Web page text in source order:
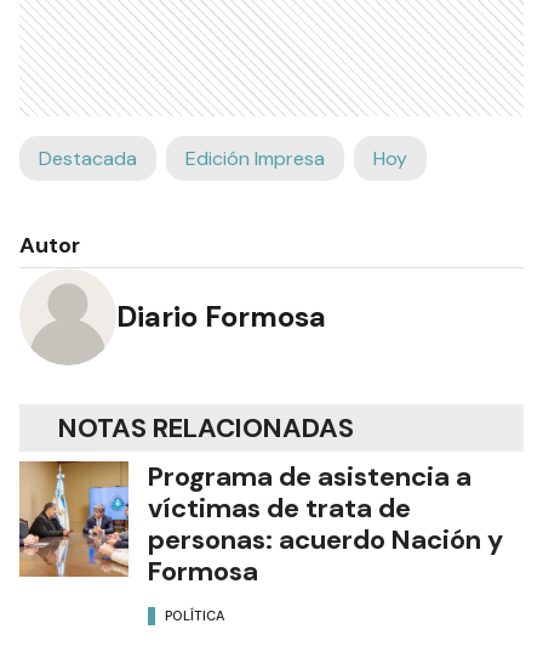
Destacada Edición Impresa Hoy
Autor
Diario Formosa
NOTAS RELACIONADAS
Programa de asistencia a
víctimas de trata de
personas: acuerdo Nación y
Formosa
POLÍTICA